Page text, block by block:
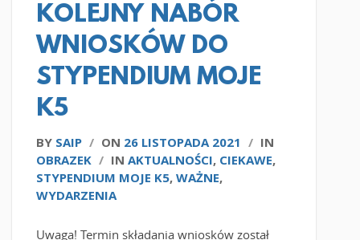
KOLEJNY NABÓR
WNIOSKÓW DO
STYPENDIUM MOJE
K5
BY SAIP / ON 26 LISTOPADA 2021 / IN
OBRAZEK / IN AKTUALNOŚCI, CIEKAWE,
STYPENDIUM MOJE K5, WAŻNE,
WYDARZENIA
Uwaga! Termin składania wniosków został